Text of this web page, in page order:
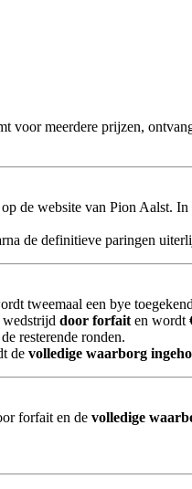
voor meerdere prijzen,
de website van Pion Aalst.
de definitieve paringen
tweemaal een bye
door forfait en wordt
resterende ronden.
de volledige waarborg
forfait en de volledige